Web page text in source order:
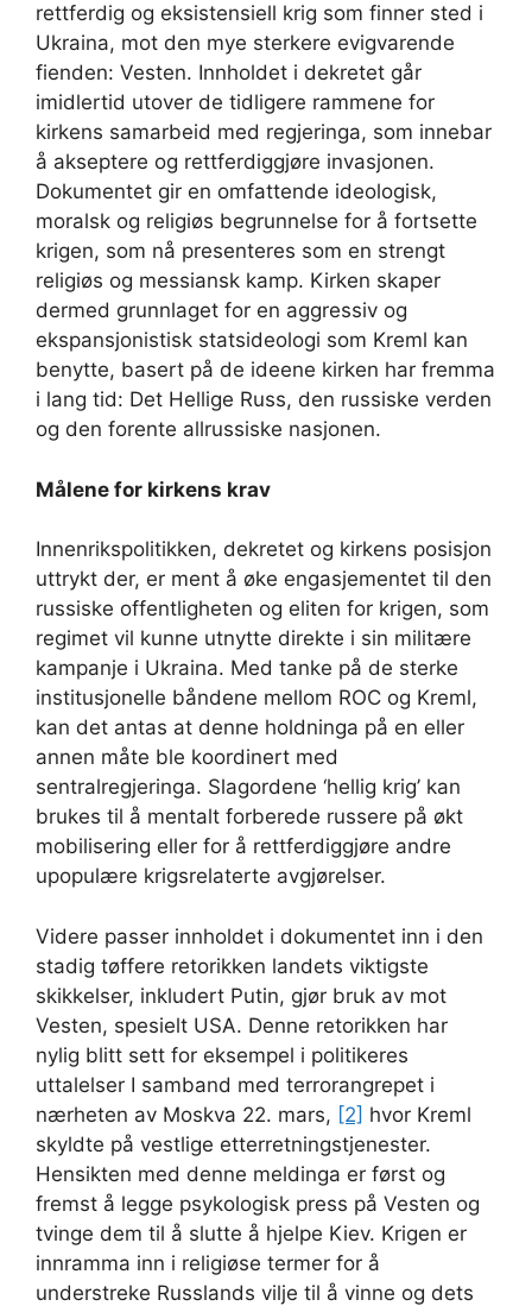
rettferdig og eksistensiell krig som finner sted i
Ukraina, mot den mye sterkere evigvarende
fienden: Vesten. Innholdet i dekretet går
imidlertid utover de tidligere rammene for
kirkens samarbeid med regjeringa, som innebar
å akseptere og rettferdiggjøre invasjonen.
Dokumentet gir en omfattende ideologisk,
moralsk og religiøs begrunnelse for å fortsette
krigen, som nå presenteres som en strengt
religiøs og messiansk kamp. Kirken skaper
dermed grunnlaget for en aggressiv og
ekspansjonistisk statsideologi som Kreml kan
benytte, basert på de ideene kirken har fremma
i lang tid: Det Hellige Russ, den russiske verden
og den forente allrussiske nasjonen.
Målene for kirkens krav
Innenrikspolitikken, dekretet og kirkens posisjon
uttrykt der, er ment å øke engasjementet til den
russiske offentligheten og eliten for krigen, som
regimet vil kunne utnytte direkte i sin militære
kampanje i Ukraina. Med tanke på de sterke
institusjonelle båndene mellom ROC og Kreml,
kan det antas at denne holdninga på en eller
annen måte ble koordinert med
sentralregjeringa. Slagordene ‘hellig krig’ kan
brukes til å mentalt forberede russere på økt
mobilisering eller for å rettferdiggjøre andre
upopulære krigsrelaterte avgjørelser.
Videre passer innholdet i dokumentet inn i den
stadig tøffere retorikken landets viktigste
skikkelser, inkludert Putin, gjør bruk av mot
Vesten, spesielt USA. Denne retorikken har
nylig blitt sett for eksempel i politikeres
uttalelser I samband med terrorangrepet i
nærheten av Moskva 22. mars, [2] hvor Kreml
skyldte på vestlige etterretningstjenester.
Hensikten med denne meldinga er først og
fremst å legge psykologisk press på Vesten og
tvinge dem til å slutte å hjelpe Kiev. Krigen er
innramma inn i religiøse termer for å
understreke Russlands vilje til å vinne og dets